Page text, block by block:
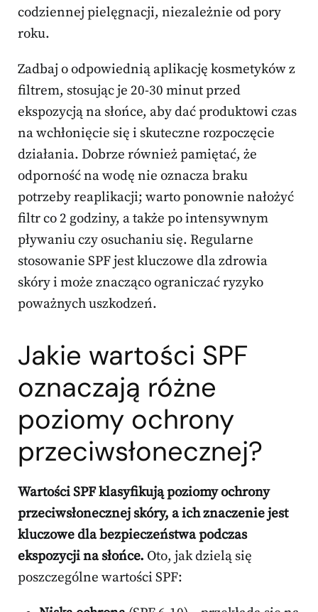
codziennej pielęgnacji, niezależnie od pory
roku.
Zadbaj o odpowiednią aplikację kosmetyków z
filtrem, stosując je 20-30 minut przed
ekspozycją na słońce, aby dać produktowi czas
na wchłonięcie się i skuteczne rozpoczęcie
działania. Dobrze również pamiętać, że
odporność na wodę nie oznacza braku
potrzeby reaplikacji; warto ponownie nałożyć
filtr co 2 godziny, a także po intensywnym
pływaniu czy osuchaniu się. Regularne
stosowanie SPF jest kluczowe dla zdrowia
skóry i może znacząco ograniczać ryzyko
poważnych uszkodzeń.
Jakie wartości SPF
oznaczają różne
poziomy ochrony
przeciwsłonecznej?
Wartości SPF klasyfikują poziomy ochrony
przeciwsłonecznej skóry, a ich znaczenie jest
kluczowe dla bezpieczeństwa podczas
ekspozycji na słońce. Oto, jak dzielą się
poszczególne wartości SPF: